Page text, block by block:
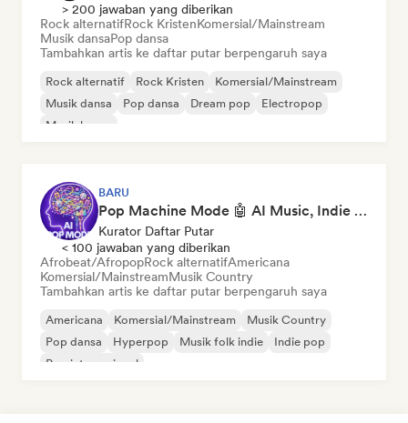
> 200 jawaban yang diberikan
Rock alternatifRock KristenKomersial/Mainstream
Musik dansaPop dansa
Tambahkan artis ke daftar putar berpengaruh saya
Rock alternatif Rock Kristen
Komersial/Mainstream
Musik dansa
Pop dansa Dream pop
Electropop
Musik house
BARU
Pop Machine Mode 🤖 AI Music, Indie Pop & Dream Pop
Kurator Daftar Putar
< 100 jawaban yang diberikan
Afrobeat/AfropopRock alternatifAmericana
Komersial/MainstreamMusik Country
Tambahkan artis ke daftar putar berpengaruh saya
Americana Komersial/Mainstream
Musik Country
Pop dansa
Hyperpop Musik folk indie
Indie pop
Pop internasional